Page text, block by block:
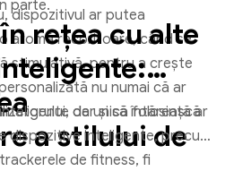
dispozitivul ar putea
aromă răcoritoare, când se
stimulativă, pentru a crește
nu numai că ar
dar și să întărească
parte.
rețea cu alte
a stilului de
de unică folosință ar
dispozitive inteligente, precum
de fitness, fi